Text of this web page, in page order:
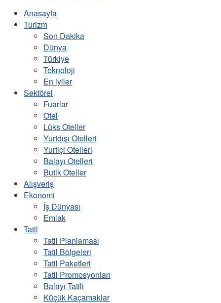
Anasayfa
Turizm
Son Dakika
Dünya
Türkiye
Teknoloji
En iyiler
Sektörel
Fuarlar
Otel
Lüks Oteller
Yurtdışı Otelleri
Yurtiçi Otelleri
Balayı Otelleri
Butik Oteller
Alışveriş
Ekonomi
İş Dünyası
Emlak
Tatil
Tatil Planlaması
Tatil Bölgeleri
Tatil Paketleri
Tatil Promosyonları
Balayı Tatili
Küçük Kaçamaklar